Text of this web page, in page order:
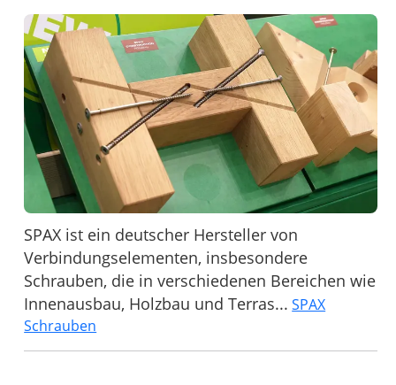
SPAX ist ein deutscher Hersteller von
Verbindungselementen, insbesondere
Schrauben, die in verschiedenen Bereichen wie
Innenausbau, Holzbau und Terras... SPAX
Schrauben